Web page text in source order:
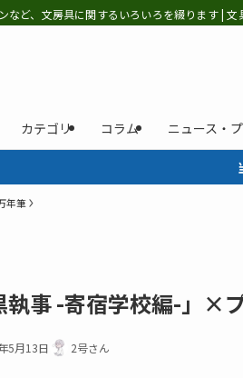
など、文房具に関するいろいろを綴ります | 文
カテゴリ コラム ニュース・
年筆
執事 -寄宿学校編-」×
5月13日 2号さん